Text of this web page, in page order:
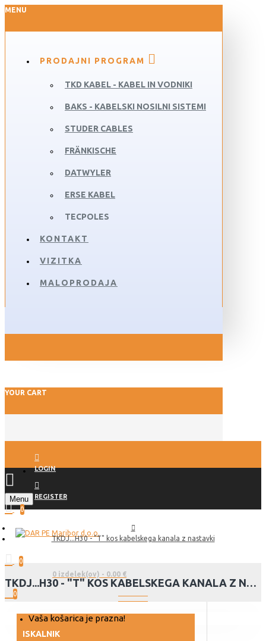
MENU
PRODAJNI PROGRAM
TKD KABEL - KABEL IN VODNIKI
BAKS - KABELSKI NOSILNI SISTEMI
STUDER CABLES
FRÄNKISCHE
DATWYLER
ERSE KABEL
TECPOLES
KONTAKT
VIZITKA
MALOPRODAJA
YOUR CART
LOGIN
REGISTER
Menu
0
0
0 izdelek(ov) - 0.00 €
0
Vaša košarica je prazna!
TKDJ...H30 - "T" kos kabelskega kanala z nastavki
TKDJ...H30 - "T" KOS KABELSKEGA KANALA Z NASTAVKI
ISKALNIK